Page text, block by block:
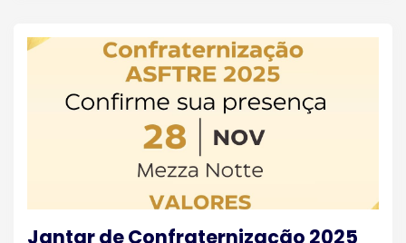
Jantar de Confraternização 2025